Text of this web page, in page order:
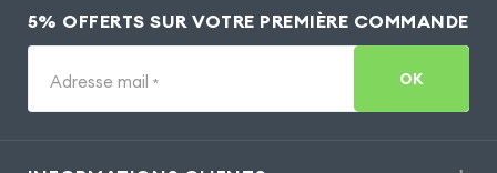
5% OFFERTS SUR VOTRE PREMIÈRE COMMANDE
Adresse mail * OK